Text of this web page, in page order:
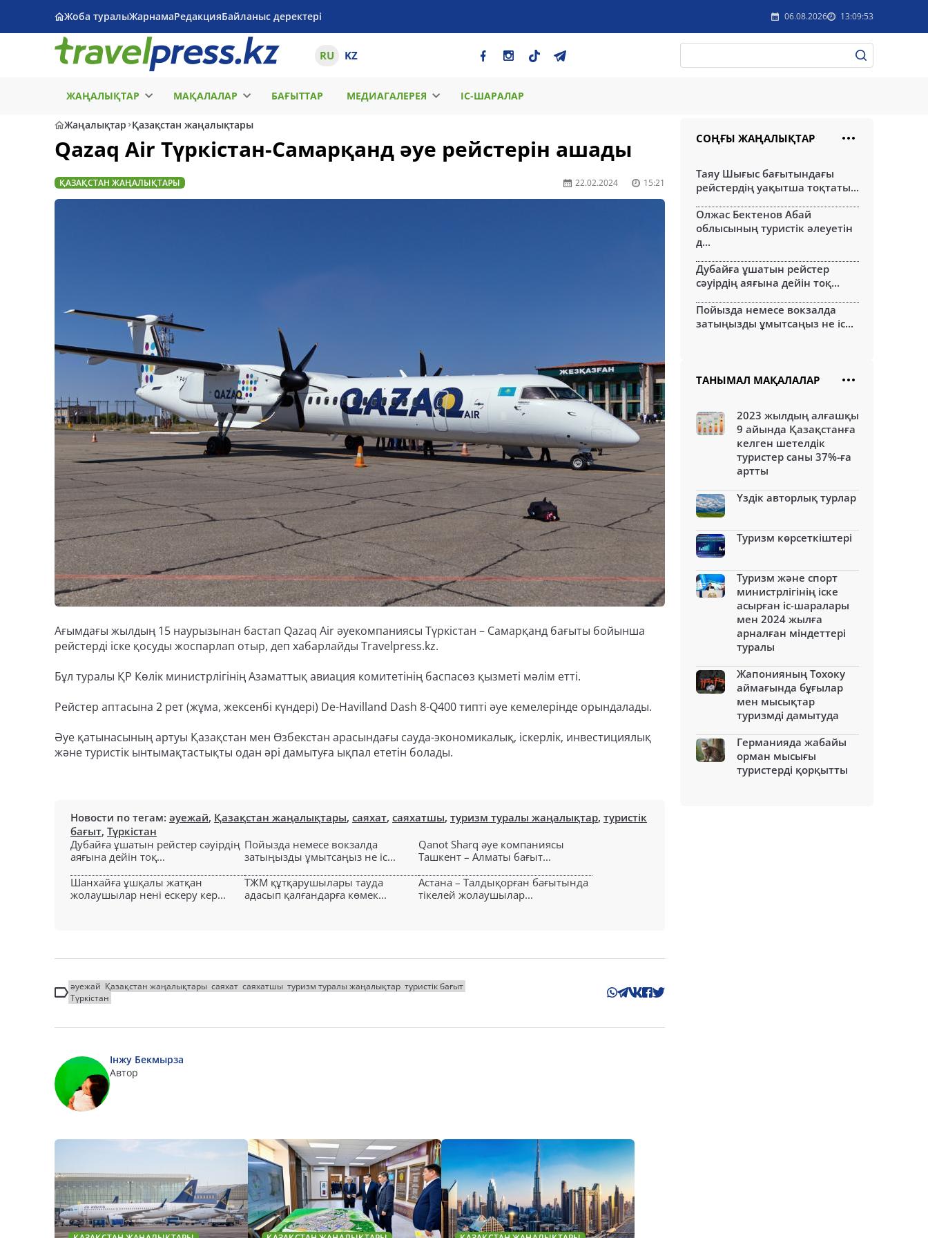
Жоба туралыЖарнамаРедакцияБайланыс деректері 06.08.2026 13:09:53
RU KZ
ЖАҢАЛЫҚТАР МАҚАЛАЛАР БАҒЫТТАР МЕДИАГАЛЕРЕЯ ІС-ШАРАЛАР
Жаңалықтар Қазақстан жаңалықтары
Qazaq Air Түркістан-Самарқанд әуе рейстерін ашады
ҚАЗАҚСТАН ЖАҢАЛЫҚТАРЫ 22.02.2024 15:21
Ағымдағы жылдың 15 наурызынан бастап Qazaq Air әуекомпаниясы Түркістан – Самарқанд бағыты бойынша
рейстерді іске қосуды жоспарлап отыр, деп хабарлайды Travelpress.kz.
Бұл туралы ҚР Көлік министрлігінің Азаматтық авиация комитетінің баспасөз қызметі мәлім етті.
Рейстер аптасына 2 рет (жұма, жексенбі күндері) De-Havilland Dash 8-Q400 типті әуе кемелерінде орындалады.
Әуе қатынасының артуы Қазақстан мен Өзбекстан арасындағы сауда-экономикалық, іскерлік, инвестициялық
және туристік ынтымақтастықты одан әрі дамытуға ықпал ететін болады.
Новости по тегам: әуежай, Қазақстан жаңалықтары, саяхат, саяхатшы, туризм туралы жаңалықтар, туристік
бағыт, Түркістан
Дубайға ұшатын рейстер сәуірдің
аяғына дейін тоқ...
Пойызда немесе вокзалда
затыңызды ұмытсаңыз не іс...
Qanot Sharq әуе компаниясы
Ташкент – Алматы бағыт...
Шанхайға ұшқалы жатқан
жолаушылар нені ескеру кер...
ТЖМ құтқарушылары тауда
адасып қалғандарға көмек...
Астана – Талдықорған бағытында
тікелей жолаушылар...
әуежай Қазақстан жаңалықтары саяхат саяхатшы туризм туралы жаңалықтар туристік бағыт
Түркістан
Інжу Бекмырза
Автор
СОҢҒЫ ЖАҢАЛЫҚТАР
Таяу Шығыс бағытындағы
рейстердің уақытша тоқтаты...
Олжас Бектенов Абай
облысының туристік әлеуетін
д...
Дубайға ұшатын рейстер
сәуірдің аяғына дейін тоқ...
Пойызда немесе вокзалда
затыңызды ұмытсаңыз не іс...
ТАНЫМАЛ МАҚАЛАЛАР
2023 жылдың алғашқы
9 айында Қазақстанға
келген шетелдік
туристер саны 37%-ға
артты
Үздік авторлық турлар
Туризм көрсеткіштері
Туризм және спорт
министрлігінің іске
асырған іс-шаралары
мен 2024 жылға
арналған міндеттері
туралы
Жапонияның Тохоку
аймағында бұғылар
мен мысықтар
туризмді дамытуда
Германияда жабайы
орман мысығы
туристерді қорқытты